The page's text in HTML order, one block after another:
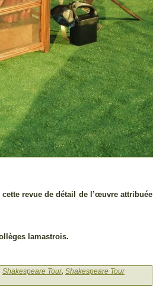
revue de détail de l’œuvre attribuée
lamastrois.
Shakespeare Tour, Shakespeare Tour